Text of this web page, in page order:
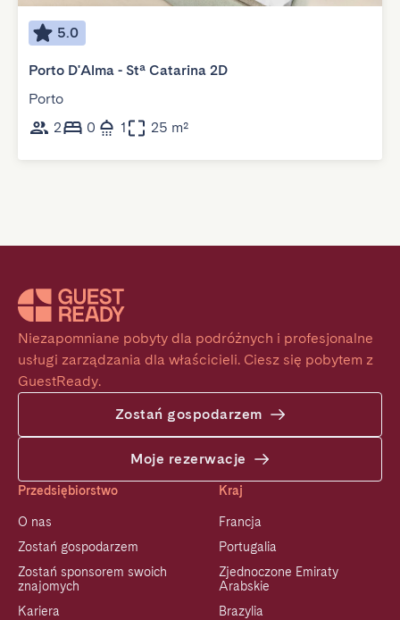
5.0
Porto D'Alma - Stª Catarina 2D
Porto
2
0 1 25 m²
Niezapomniane pobyty dla podróżnych i profesjonalne
usługi zarządzania dla właścicieli. Ciesz się pobytem z
GuestReady.
Zostań gospodarzem
Moje rezerwacje
Przedsiębiorstwo
O nas
Zostań gospodarzem
Zostań sponsorem swoich
znajomych
Kariera
Kraj
Francja
Portugalia
Zjednoczone Emiraty
Arabskie
Brazylia